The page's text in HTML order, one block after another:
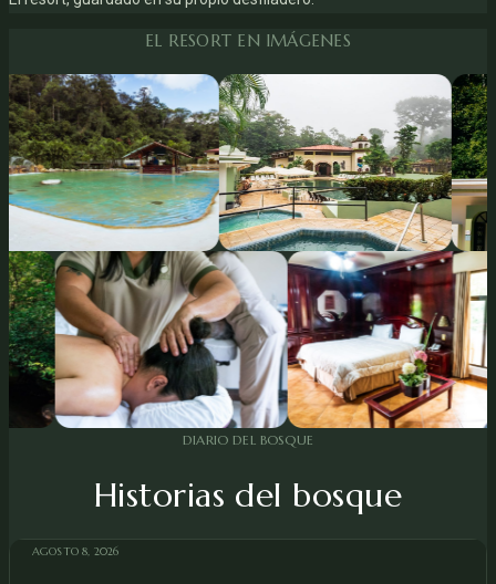
EL RESORT EN IMÁGENES
DIARIO DEL BOSQUE
Historias del bosque
AGOSTO 8, 2026